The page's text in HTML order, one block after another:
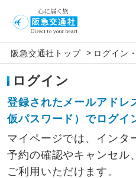
阪急交通社トップ > ログイン
ログイン
登録されたメールアドレ
仮パスワード）でログイ
マイページでは、インタ
予約の確認やキャンセル
ご利用いただけます。